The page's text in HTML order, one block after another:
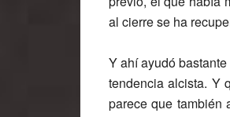
al cierre se ha
Y ahí ayudó
tendencia alcista. Y
parece que también